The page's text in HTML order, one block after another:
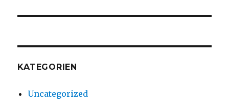
KATEGORIEN
Uncategorized